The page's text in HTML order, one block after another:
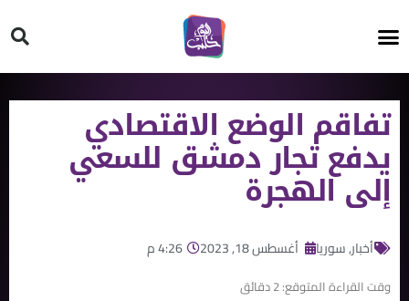
تفاقم الوضع الاقتصادي
يدفع تجار دمشق للسعي
إلى الهجرة
أخبار,سوريا أغسطس 18, 2023 4:26 م
وقت القراءة المتوقع:2دقائق